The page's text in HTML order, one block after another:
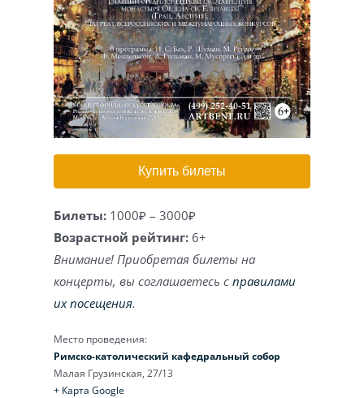
Игра на органе
Купить билеты
Билеты: 1000₽ – 3000₽
Возрастной рейтинг: 6+
Внимание! Приобретая билеты на
концерты, вы соглашаетесь справилами
их посещения.
Место проведения:
Римско-католический кафедральный собор
Малая Грузинская, 27/13
+ Карта Google